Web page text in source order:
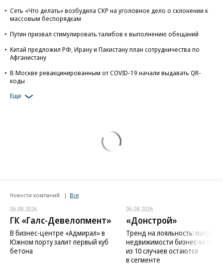
Сеть «Что делать» возбудила СКР на уголовное дело о склонении к
массовым беспорядкам
Путин призвал стимулировать талибов к выполнению обещаний
Китай предложил РФ, Ирану и Пакистану план сотрудничества по
Афганистану
В Москве ревакцинированным от COVID-19 начали выдавать QR-
коды
Еще
Новости компаний Все
06.08.2026
ГК «Галс-Девелопмент»
В бизнес-центре «Адмирал» в
Южном порту залит первый куб
бетона
06.08.2026
«Донстрой»
Тренд на лояльность:
недвижимости бизнес-класса
из 10 случаев остаются
в сегменте